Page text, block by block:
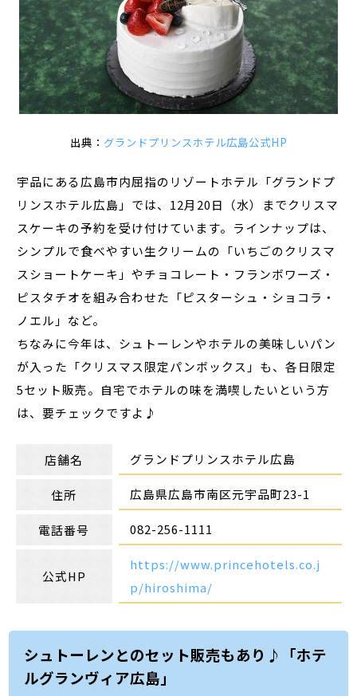
出典： グランドプリンスホテル広島公式HP
宇品にある広島市内屈指のリゾートホテル「グランドプ
リンスホテル広島」では、12月20日（水）までクリスマ
スケーキの予約を受け付けています。ラインナップは、
シンプルで食べやすい生クリームの「いちごのクリスマ
スショートケーキ」やチョコレート・フランボワーズ・
ピスタチオを組み合わせた「ピスターシュ・ショコラ・
ノエル」など。
ちなみに今年は、シュトーレンやホテルの美味しいパン
が入った「クリスマス限定パンボックス」も、各日限定
5セット販売。自宅でホテルの味を満喫したいという方
は、要チェックですよ♪
店舗名 グランドプリンスホテル広島
住所 広島県広島市南区元宇品町23-1
電話番号 082-256-1111
公式HP
https://www.princehotels.co.j
p/hiroshima/
シュトーレンとのセット販売もあり♪「ホテ
ルグランヴィア広島」